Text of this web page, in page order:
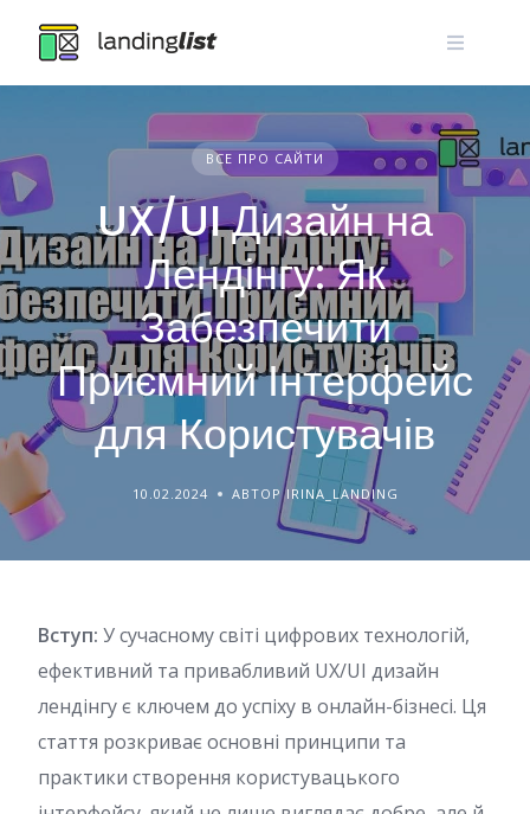
content
ВСЕ ПРО САЙТИ
UX/UI Дизайн на
Лендінгу: Як
Забезпечити
Приємний Інтерфейс
для Користувачів
10.02.2024 АВТОР IRINA_LANDING
Вступ: У сучасному світі цифрових технологій,
ефективний та привабливий UX/UI дизайн
лендінгу є ключем до успіху в онлайн-бізнесі. Ця
стаття розкриває основні принципи та
практики створення користувацького